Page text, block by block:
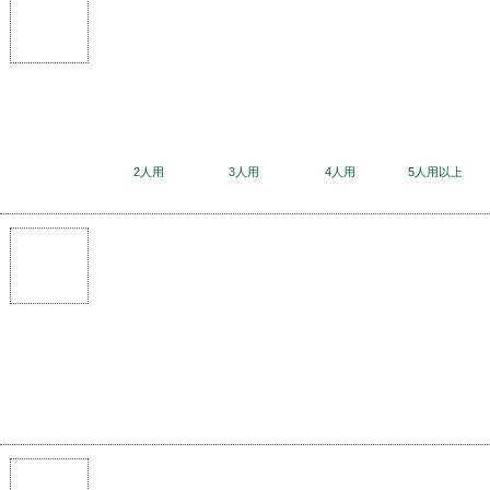
2人用 3人用 4人用 5人用以上